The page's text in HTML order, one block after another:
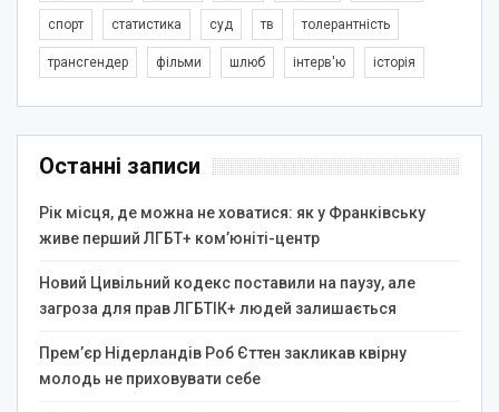
спорт статистика суд тв толерантність
трансгендер фільми шлюб інтерв'ю історія
Останні записи
Рік місця, де можна не ховатися: як у Франківську
живе перший ЛГБТ+ ком’юніті-центр
Новий Цивільний кодекс поставили на паузу, але
загроза для прав ЛГБТІК+ людей залишається
Прем’єр Нідерландів Роб Єттен закликав квірну
молодь не приховувати себе